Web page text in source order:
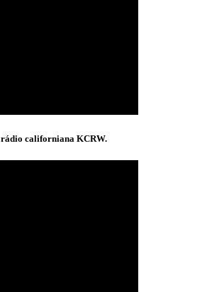
californiana KCRW.